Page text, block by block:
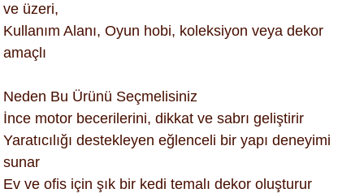
ve üzeri,
Kullanım Alanı, Oyun hobi, koleksiyon veya dekor
amaçlı
Neden Bu Ürünü Seçmelisiniz
İnce motor becerilerini, dikkat ve sabrı geliştirir
Yaratıcılığı destekleyen eğlenceli bir yapı deneyimi
sunar
Ev ve ofis için şık bir kedi temalı dekor oluşturur